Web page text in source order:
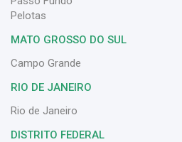
Pelotas
MATO GROSSO DO SUL
Campo Grande
RIO DE JANEIRO
Rio de Janeiro
DISTRITO FEDERAL